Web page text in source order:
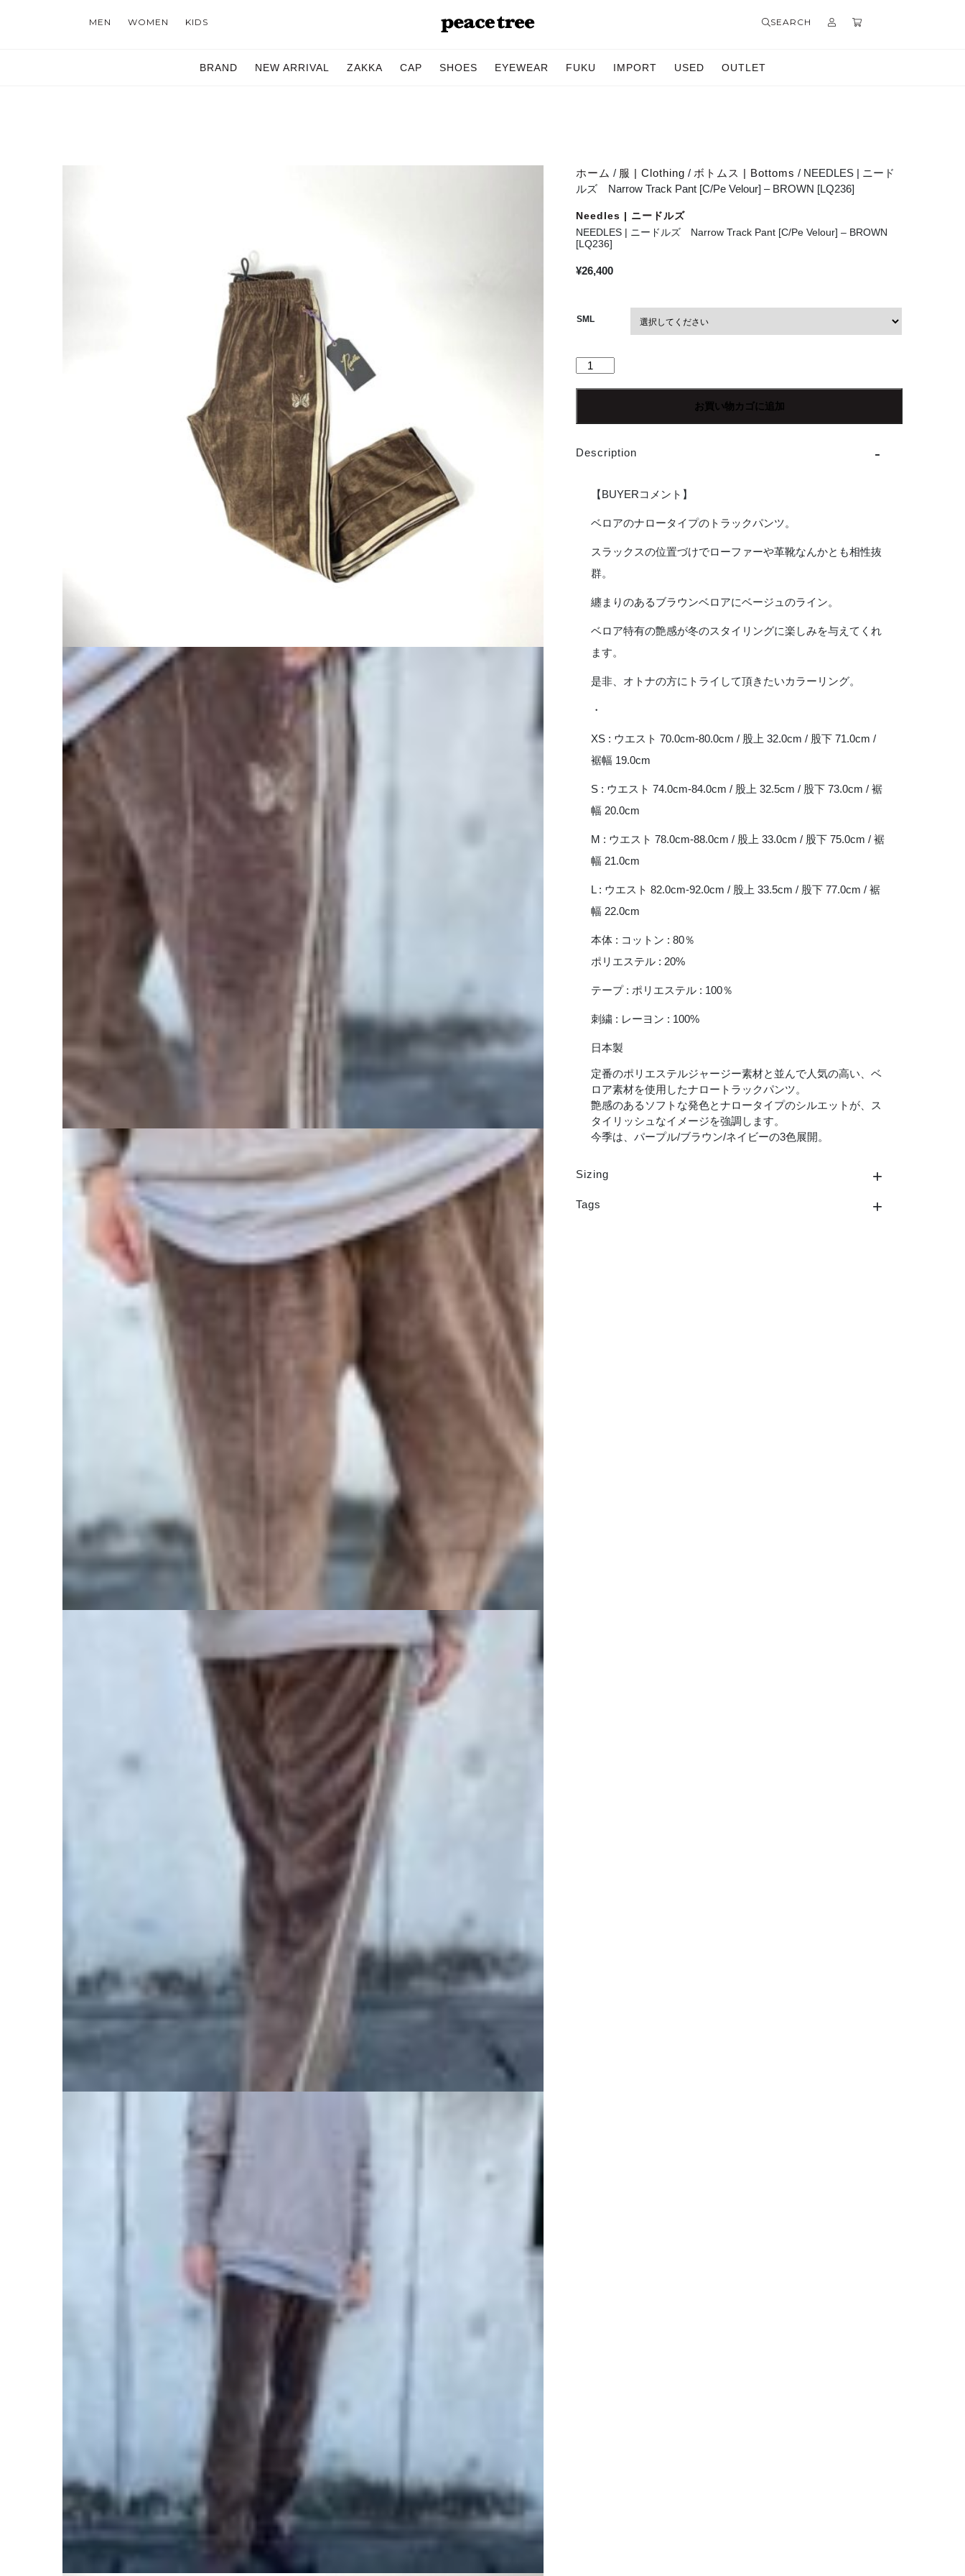
MEN WOMEN KIDS SEARCH
BRAND NEW ARRIVAL ZAKKA CAP SHOES EYEWEAR FUKU IMPORT USED OUTLET
ホーム / 服 | Clothing / ボトムス | Bottoms / NEEDLES | ニード
ルズ Narrow Track Pant [C/Pe Velour] – BROWN [LQ236]
Needles | ニードルズ
NEEDLES | ニードルズ Narrow Track Pant [C/Pe Velour] – BROWN
[LQ236]
¥26,400
SML
NEEDLES
ド
ズ
Track
[C/Pe
BROWN
お買い物カゴに追加
Description
【BUYERコメント】
ベロアのナロータイプのトラックパンツ。
スラックスの位置づけでローファーや革靴なんかとも相性抜
群。
纏まりのあるブラウンベロアにベージュのライン。
ベロア特有の艶感が冬のスタイリングに楽しみを与えてくれ
ます。
是非、オトナの方にトライして頂きたいカラーリング。
・
XS : ウエスト 70.0cm-80.0cm / 股上 32.0cm / 股下 71.0cm /
裾幅 19.0cm
S : ウエスト 74.0cm-84.0cm / 股上 32.5cm / 股下 73.0cm / 裾
幅 20.0cm
M : ウエスト 78.0cm-88.0cm / 股上 33.0cm / 股下 75.0cm / 裾
幅 21.0cm
L : ウエスト 82.0cm-92.0cm / 股上 33.5cm / 股下 77.0cm / 裾
幅 22.0cm
本体 : コットン : 80％
ポリエステル : 20%
テープ : ポリエステル : 100％
刺繍 : レーヨン : 100%
日本製
定番のポリエステルジャージー素材と並んで人気の高い、ベ
ロア素材を使用したナロートラックパンツ。
艶感のあるソフトな発色とナロータイプのシルエットが、ス
タイリッシュなイメージを強調します。
今季は、パープル/ブラウン/ネイビーの3色展開。
Sizing
Tags